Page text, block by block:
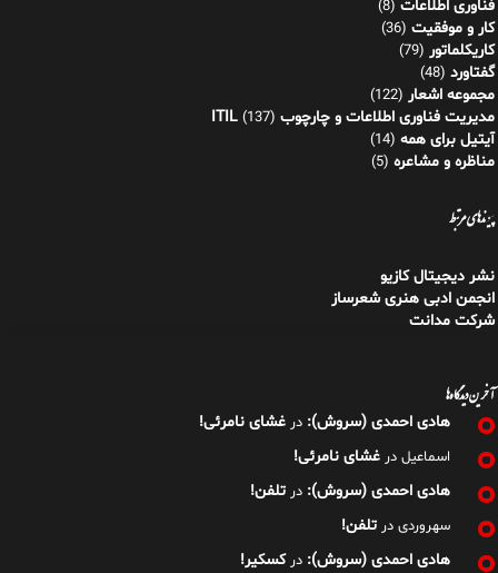
فناوری اطلاعات (8)
کار و موفقیت (36)
کاریکلماتور (79)
گفتاورد (48)
مجموعه اشعار (122)
مدیریت فناوری اطلاعات و چارچوب ITIL (137)
آیتیل برای همه (14)
مناظره و مشاعره (5)
پیوندهای مرتبط
نشر دیجیتال کازیو
انجمن ادبی هنری شعرساز
شرکت مدانت
آخرین دیدگاه‌ها
هادی احمدی (سروش): در غشای نامرئی!
اسماعیل در غشای نامرئی!
هادی احمدی (سروش): در تلفن!
سهروردی در تلفن!
هادی احمدی (سروش): درکسکیر!